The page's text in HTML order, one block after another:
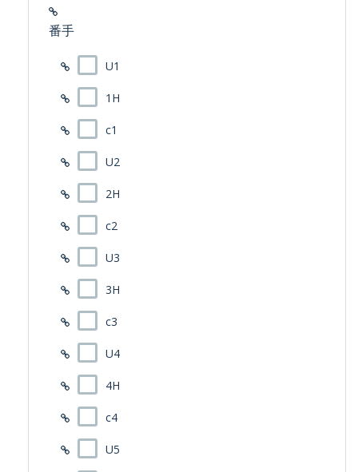
番手
U1
1H
c1
U2
2H
c2
U3
3H
c3
U4
4H
c4
U5